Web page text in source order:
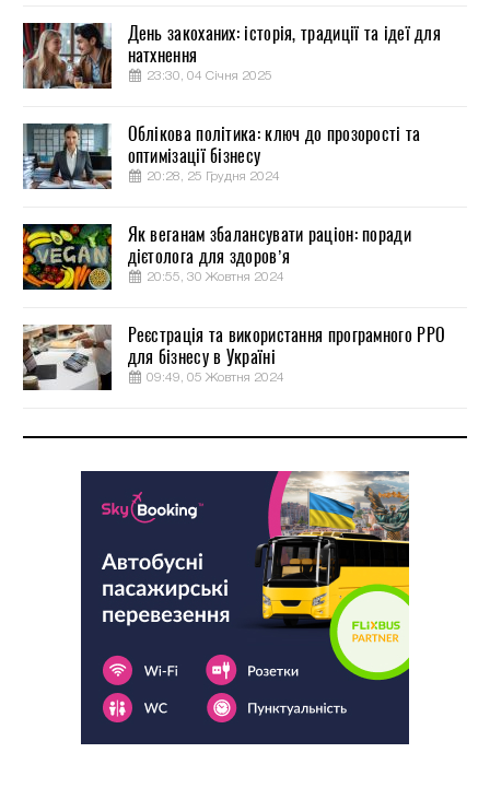
День закоханих: історія, традиції та ідеї для
натхнення
23:30, 04 Січня 2025
Облікова політика: ключ до прозорості та
оптимізації бізнесу
20:28, 25 Грудня 2024
Як веганам збалансувати раціон: поради
дієтолога для здоров’я
20:55, 30 Жовтня 2024
Реєстрація та використання програмного РРО
для бізнесу в Україні
09:49, 05 Жовтня 2024